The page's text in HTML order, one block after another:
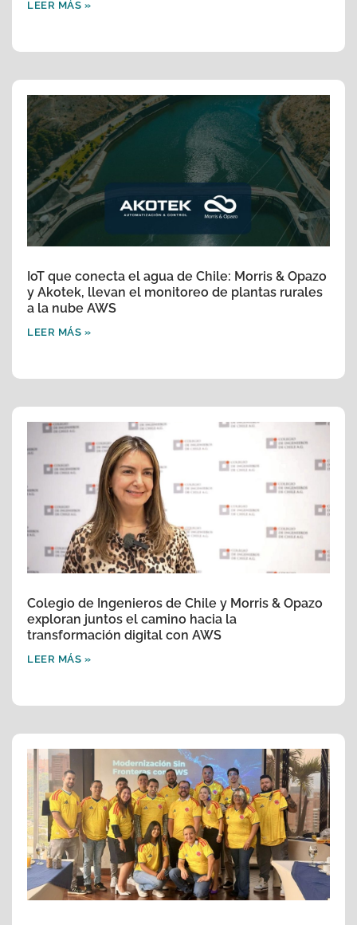
LEER MÁS »
IoT que conecta el agua de Chile: Morris & Opazo
y Akotek, llevan el monitoreo de plantas rurales
a la nube AWS
LEER MÁS »
Colegio de Ingenieros de Chile y Morris & Opazo
exploran juntos el camino hacia la
transformación digital con AWS
LEER MÁS »